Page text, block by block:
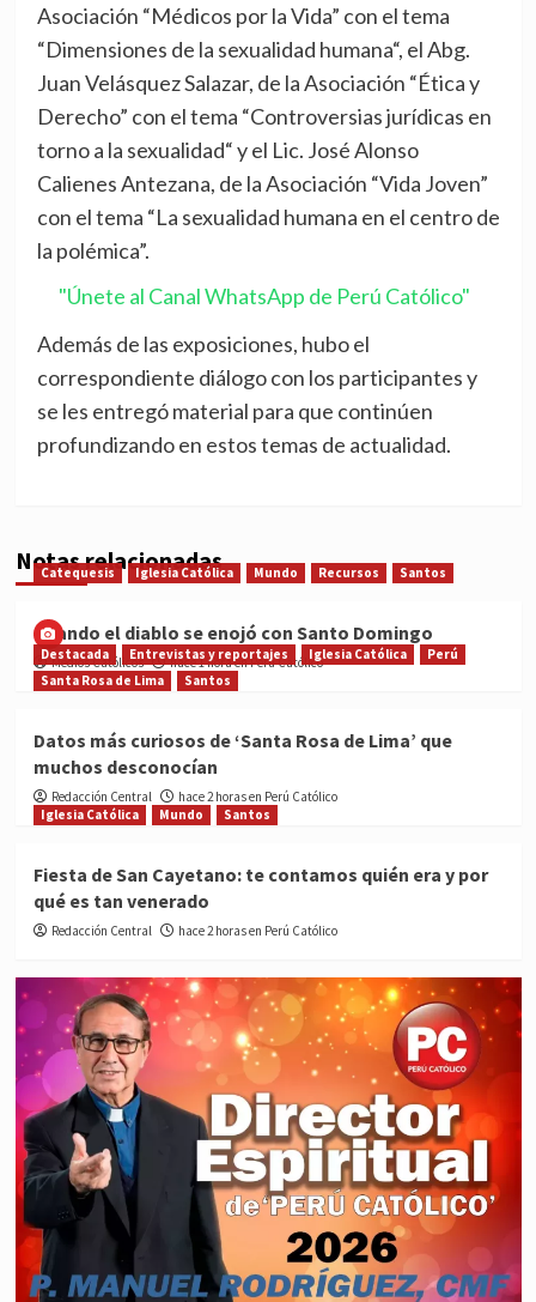
Asociación “Médicos por la Vida” con el tema
“Dimensiones de la sexualidad humana“, el Abg.
Juan Velásquez Salazar, de la Asociación “Ética y
Derecho” con el tema “Controversias jurídicas en
torno a la sexualidad“ y el Lic. José Alonso
Calienes Antezana, de la Asociación “Vida Joven”
con el tema “La sexualidad humana en el centro de
la polémica”.
"Únete al Canal WhatsApp de Perú Católico"
Además de las exposiciones, hubo el
correspondiente diálogo con los participantes y
se les entregó material para que continúen
profundizando en estos temas de actualidad.
Notas relacionadas
Catequesis Iglesia Católica Mundo Recursos Santos
Cuando el diablo se enojó con Santo Domingo
Medios Católicos hace 1 hora en Perú Católico
Destacada Entrevistas y reportajes Iglesia Católica
Perú
Santa Rosa de Lima
Santos
Datos más curiosos de ‘Santa Rosa de Lima’ que
muchos desconocían
Redacción Central
hace 2 horas en Perú Católico
Iglesia Católica
Mundo Santos
Fiesta de San Cayetano: te contamos quién era y por
qué es tan venerado
Redacción Central hace 2 horas en Perú Católico